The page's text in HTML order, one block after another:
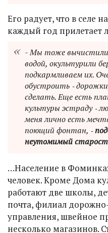
Его радует, что в селе
каждый год прилетает
- Мы тоже вычистили
водой, окультурили
подкармливаем их.
обустроить ‑
сделать. Еще есть
культуры эстраду ‑
меня лично есть
поющий фонтан, ‑
неутомимый
…Население в
человек. Кроме Дома
работают две школы,
почта, филиал
управления, швейное
несколько магазинов.